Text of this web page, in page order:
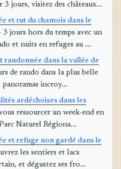
3 jours, visitez des châteaux...
et rut du chamois dans le
3 jours hors du temps avec un
et nuits en refuges au ...
randonnée dans la vallée de
de rando dans la plus belle
panoramas incroy...
ardéchoises dans les
ressourcer un week-end en
Naturel Régiona...
et refuge non gardé dans le
les sentiers et lacs
et dégustez ses fro...